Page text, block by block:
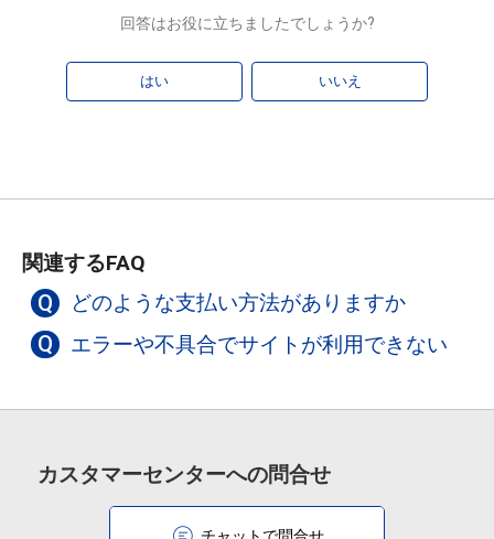
回答はお役に立ちましたでしょうか?
はい いいえ
関連するFAQ
Q どのような支払い方法がありますか
Q エラーや不具合でサイトが利用できない
カスタマーセンターへの問合せ